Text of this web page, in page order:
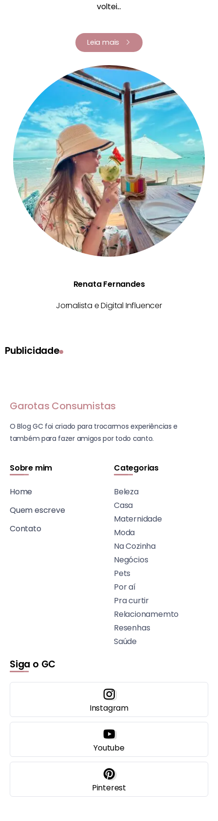
voltei...
Leia mais
Renata Fernandes
Renata Fernandes
Jornalista e Digital Influencer
Publicidade
Garotas Consumistas
O Blog GC foi criado para trocarmos experiências e
também para fazer amigos por todo canto.
Sobre mim
Home
Quem escreve
Contato
Categorias
Beleza
Casa
Maternidade
Moda
Na Cozinha
Negócios
Pets
Por aí
Pra curtir
Relacionamemto
Resenhas
Saúde
Siga o GC
Instagram
Youtube
Pinterest